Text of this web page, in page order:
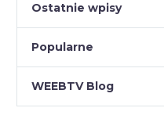
Ostatnie wpisy
Popularne
WEEBTV Blog